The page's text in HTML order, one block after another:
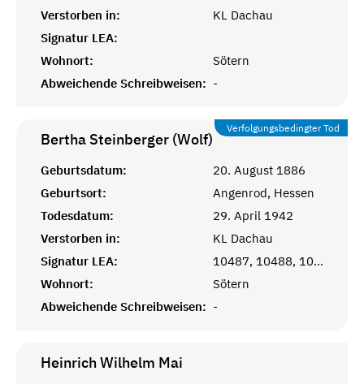
Verstorben in:
KL Dachau
Signatur LEA:
Wohnort:
Sötern
Abweichende Schreibweisen: -
Verfolgungsbedingter Tod
Bertha Steinberger (Wolf)
Geburtsdatum:
20. August 1886
Geburtsort:
Angenrod, Hessen
Todesdatum:
29. April 1942
Verstorben in:
KL Dachau
Signatur LEA:
10487, 10488, 10489
Wohnort:
Sötern
Abweichende Schreibweisen: -
Heinrich Wilhelm Mai